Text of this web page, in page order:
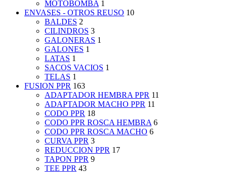
MOTOBOMBA 1
ENVASES - OTROS REUSO 10
BALDES 2
CILINDROS 3
GALONERAS 1
GALONES 1
LATAS 1
SACOS VACIOS 1
TELAS 1
FUSION PPR 163
ADAPTADOR HEMBRA PPR 11
ADAPTADOR MACHO PPR 11
CODO PPR 18
CODO PPR ROSCA HEMBRA 6
CODO PPR ROSCA MACHO 6
CURVA PPR 3
REDUCCION PPR 17
TAPON PPR 9
TEE PPR 43